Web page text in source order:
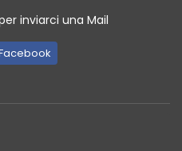
inviarci una Mail